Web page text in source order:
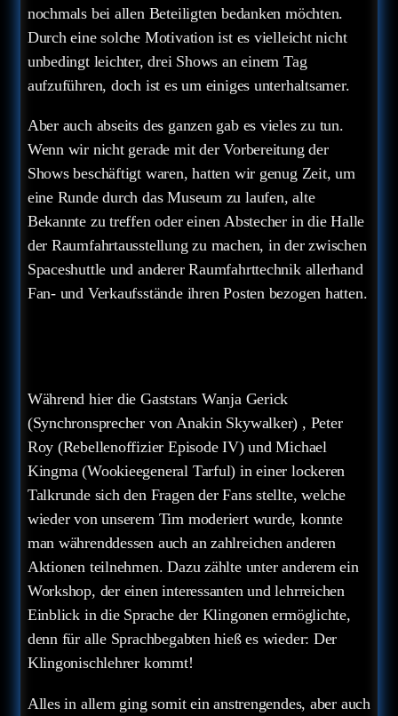
nochmals bei allen Beteiligten bedanken möchten.
Durch eine solche Motivation ist es vielleicht nicht
unbedingt leichter, drei Shows an einem Tag
aufzuführen, doch ist es um einiges unterhaltsamer.
Aber auch abseits des ganzen gab es vieles zu tun.
Wenn wir nicht gerade mit der Vorbereitung der
Shows beschäftigt waren, hatten wir genug Zeit, um
eine Runde durch das Museum zu laufen, alte
Bekannte zu treffen oder einen Abstecher in die Halle
der Raumfahrtausstellung zu machen, in der zwischen
Spaceshuttle und anderer Raumfahrttechnik allerhand
Fan- und Verkaufsstände ihren Posten bezogen hatten.
Während hier die Gaststars Wanja Gerick
(Synchronsprecher von Anakin Skywalker) , Peter
Roy (Rebellenoffizier Episode IV) und Michael
Kingma (Wookieegeneral Tarful) in einer lockeren
Talkrunde sich den Fragen der Fans stellte, welche
wieder von unserem Tim moderiert wurde, konnte
man währenddessen auch an zahlreichen anderen
Aktionen teilnehmen. Dazu zählte unter anderem ein
Workshop, der einen interessanten und lehrreichen
Einblick in die Sprache der Klingonen ermöglichte,
denn für alle Sprachbegabten hieß es wieder: Der
Klingonischlehrer kommt!
Alles in allem ging somit ein anstrengendes, aber auch